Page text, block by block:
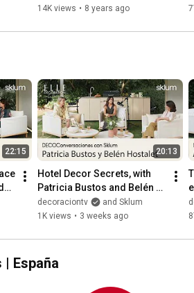
14K views • 8 years ago
22:15 20:13
Hotel Decor Secrets, with
Patricia Bustos and Belén
Hostalet |
‘DECOConversaciones’ with
decoraciontv
and Sklum
1K views • 3 weeks ago
España